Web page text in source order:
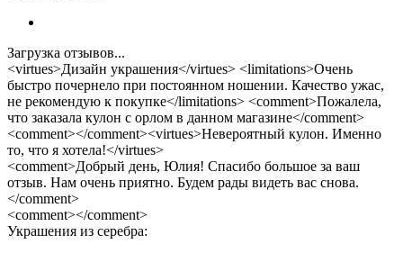
Загрузка отзывов...
<virtues>Дизайн украшения</virtues> <limitations>Очень
быстро почернело при постоянном ношении. Качество ужас,
не рекомендую к покупке</limitations> <comment>Пожалела,
что заказала кулон с орлом в данном магазине</comment>
<comment></comment><virtues>Невероятный кулон. Именно
то, что я хотела!</virtues>
<comment>Добрый день, Юлия! Спасибо большое за ваш
отзыв. Нам очень приятно. Будем рады видеть вас снова.
</comment>
<comment></comment>
Украшения из серебра: